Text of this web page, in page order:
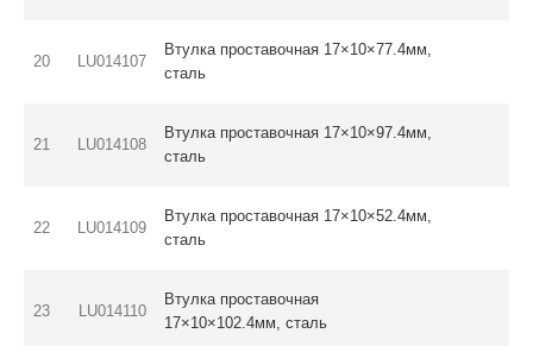
20 LU014107
Втулка проставочная 17×10×77.4мм,
сталь
21 LU014108
Втулка проставочная 17×10×97.4мм,
сталь
22 LU014109
Втулка проставочная 17×10×52.4мм,
сталь
23 LU014110
Втулка проставочная
17×10×102.4мм, сталь